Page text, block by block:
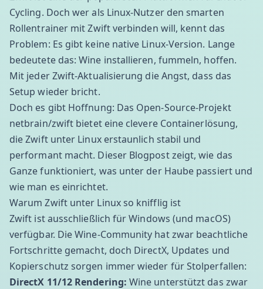
Cycling. Doch wer als Linux-Nutzer den smarten
Rollentrainer mit Zwift verbinden will, kennt das
Problem: Es gibt keine native Linux-Version. Lange
bedeutete das: Wine installieren, fummeln, hoffen.
Mit jeder Zwift-Aktualisierung die Angst, dass das
Setup wieder bricht.
Doch es gibt Hoffnung: Das Open-Source-Projekt
netbrain/zwift bietet eine clevere Containerlösung,
die Zwift unter Linux erstaunlich stabil und
performant macht. Dieser Blogpost zeigt, wie das
Ganze funktioniert, was unter der Haube passiert und
wie man es einrichtet.
Warum Zwift unter Linux so knifflig ist
Zwift ist ausschließlich für Windows (und macOS)
verfügbar. Die Wine-Community hat zwar beachtliche
Fortschritte gemacht, doch DirectX, Updates und
Kopierschutz sorgen immer wieder für Stolperfallen:
DirectX 11/12 Rendering: Wine unterstützt das zwar